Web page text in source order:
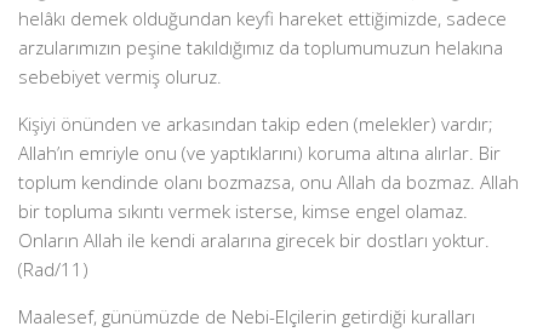
helâkı demek olduğundan keyfi hareket ettiğimizde, sadece
arzularımızın peşine takıldığımız da toplumumuzun helakına
sebebiyet vermiş oluruz.
Kişiyi önünden ve arkasından takip eden (melekler) vardır;
Allah’ın emriyle onu (ve yaptıklarını) koruma altına alırlar. Bir
toplum kendinde olanı bozmazsa, onu Allah da bozmaz. Allah
bir topluma sıkıntı vermek isterse, kimse engel olamaz.
Onların Allah ile kendi aralarına girecek bir dostları yoktur.
(Rad/11)
Maalesef, günümüzde de Nebi-Elçilerin getirdiği kuralları